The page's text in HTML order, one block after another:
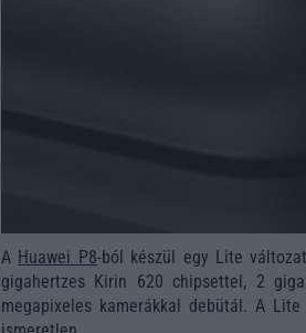
A Huawei P8-ból készül egy Lite
gigahertzes Kirin 620 chipsettel, 2
megapixeles kamerákkal debütál. A